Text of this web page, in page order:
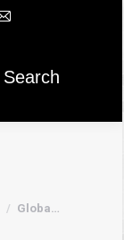
Mail
新
口
面
Search
Globa…